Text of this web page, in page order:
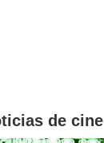
de cine